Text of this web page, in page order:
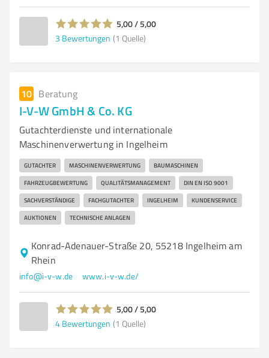
5,00 / 5,00
3 Bewertungen (1 Quelle)
10 Beratung
I-V-W GmbH & Co. KG
Gutachterdienste und internationale
Maschinenverwertung in Ingelheim
GUTACHTER MASCHINENVERWERTUNG BAUMASCHINEN
FAHRZEUGBEWERTUNG QUALITÄTSMANAGEMENT DIN EN ISO 9001
SACHVERSTÄNDIGE FACHGUTACHTER INGELHEIM KUNDENSERVICE
AUKTIONEN TECHNISCHE ANLAGEN
Konrad-Adenauer-Straße 20, 55218 Ingelheim am
Rhein
info@i-v-w.de www.i-v-w.de/
5,00 / 5,00
4 Bewertungen (1 Quelle)